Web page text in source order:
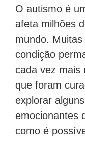
O autismo é
afeta milhões
mundo.
condição
cada vez mais
que foram
explorar
emocionantes
como é